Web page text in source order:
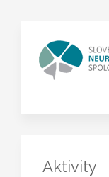
Aktivity